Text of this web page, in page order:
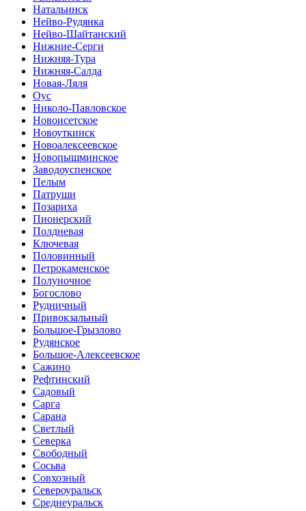
Натальинск
Нейво-Рудянка
Нейво-Шайтанский
Нижние-Серги
Нижняя-Тура
Нижняя-Салда
Новая-Ляля
Оус
Николо-Павловское
Новоисетское
Новоуткинск
Новоалексеевское
Новопышминское
Заводоуспенское
Пелым
Патруши
Позариха
Пионерский
Полдневая
Ключевая
Половинный
Петрокаменское
Полуночное
Богослово
Рудничный
Привокзальный
Большое-Грызлово
Рудянское
Большое-Алексеевское
Сажино
Рефтинский
Садовый
Сарга
Сарана
Светлый
Северка
Свободный
Сосьва
Совхозный
Североуральск
Среднеуральск